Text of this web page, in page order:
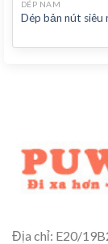
DÉP NAM
Dép bản nút siêu
Địa chỉ: E20/